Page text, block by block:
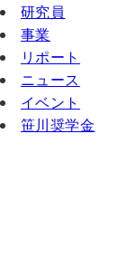
研究員
事業
リポート
ニュース
イベント
笹川奨学金